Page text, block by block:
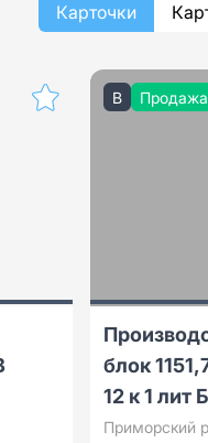
Карточки
B Продажа
блок
12 к 1 лит Б
Приморский